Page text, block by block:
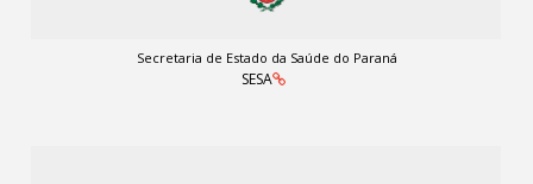
Secretaria de Estado da Saúde do Paraná
SESA